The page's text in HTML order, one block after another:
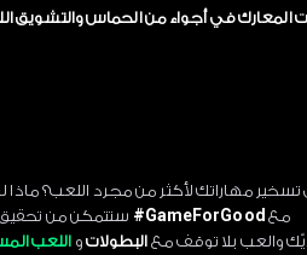
المعارك في أجواء من الحماس والتشويق
تسخير مهاراتك لأكثر من مجرد اللعب؟
مع GameForGood#
ستتمكن من تحقيق
والعب بلا توقف مع البطولات و اللعب